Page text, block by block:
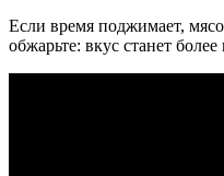
Если время поджимает,
обжарьте: вкус станет